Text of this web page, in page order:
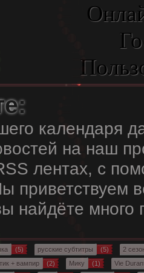
календаря
на наш
лентах, с
приветствуем
найдёте
(5) русские субтитры (5)
2
+ вампир (2) Мику (1)
Vie